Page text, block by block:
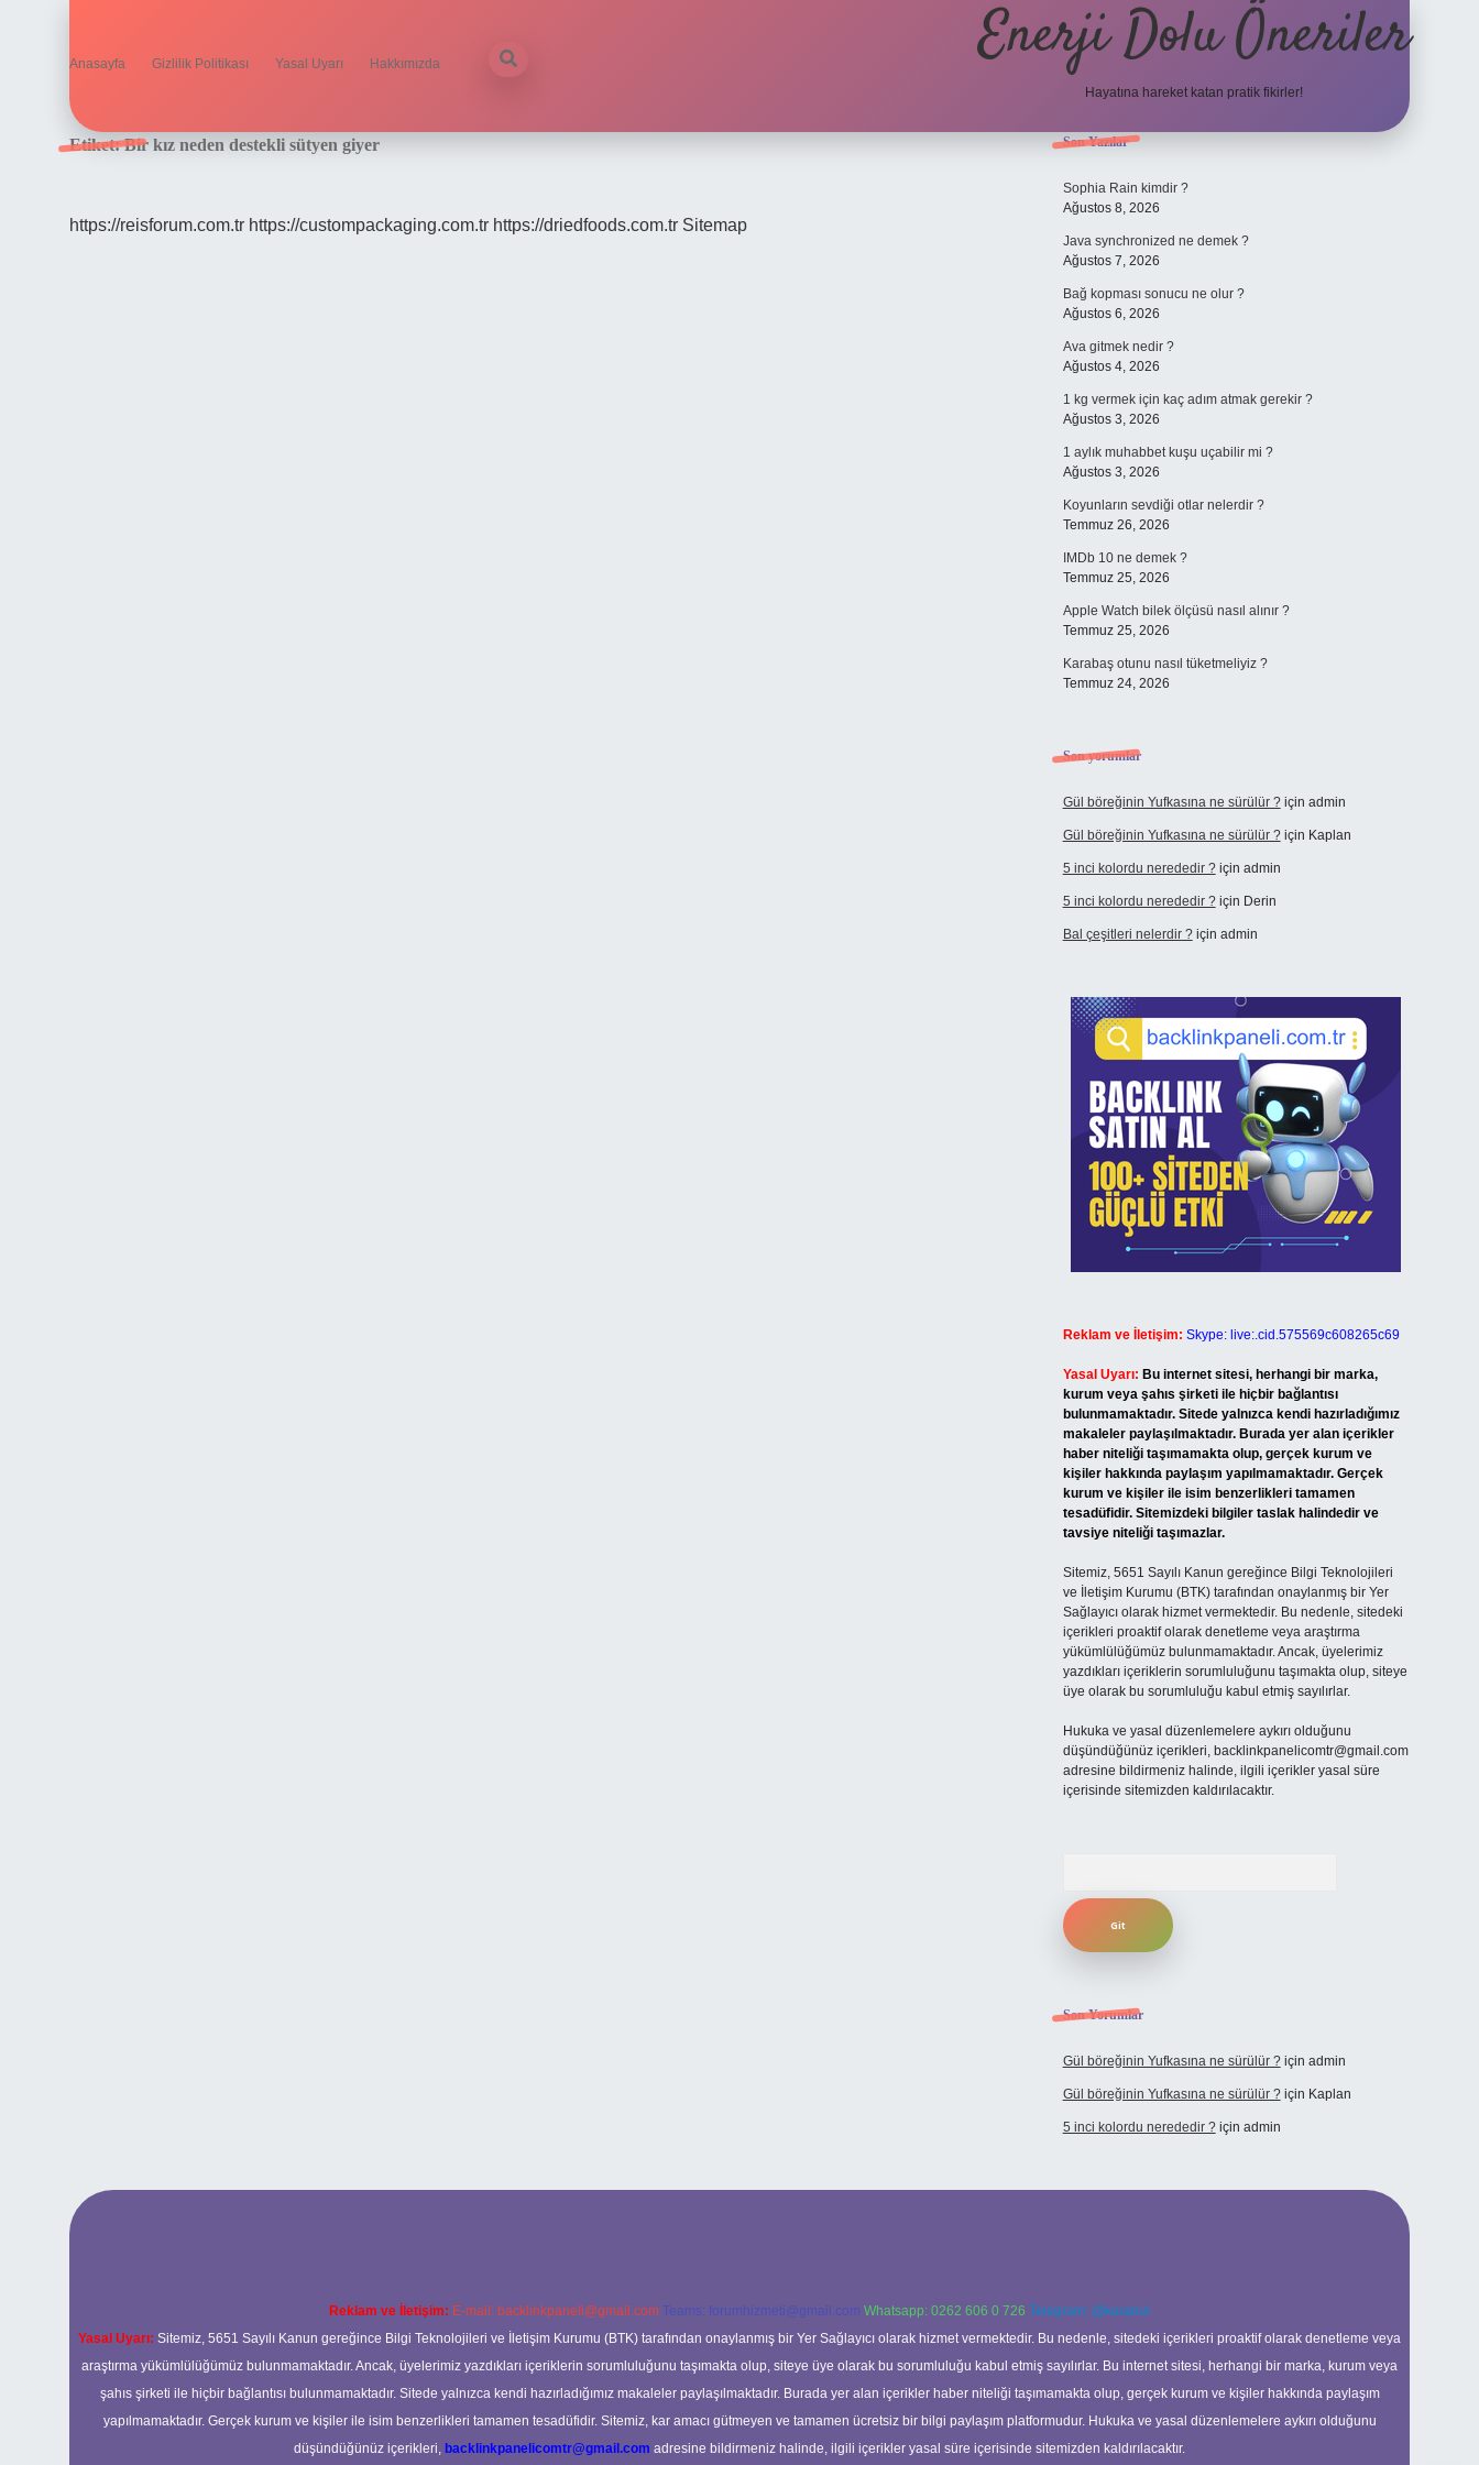
Anasayfa Gizlilik Politikası Yasal Uyarı Hakkımızda Enerji Dolu Öneriler
Hayatına hareket katan pratik fikirler!
Etiket:Bir kız neden destekli sütyen giyer
https://reisforum.com.tr https://custompackaging.com.tr https://driedfoods.com.tr Sitemap
Sidebar
Son Yazılar
Sophia Rain kimdir ?
Ağustos 8, 2026
Java synchronized ne demek ?
Ağustos 7, 2026
Bağ kopması sonucu ne olur ?
Ağustos 6, 2026
Ava gitmek nedir ?
Ağustos 4, 2026
1 kg vermek için kaç adım atmak gerekir ?
Ağustos 3, 2026
1 aylık muhabbet kuşu uçabilir mi ?
Ağustos 3, 2026
Koyunların sevdiği otlar nelerdir ?
Temmuz 26, 2026
IMDb 10 ne demek ?
Temmuz 25, 2026
Apple Watch bilek ölçüsü nasıl alınır ?
Temmuz 25, 2026
Karabaş otunu nasıl tüketmeliyiz ?
Temmuz 24, 2026
Son yorumlar
Gül böreğinin Yufkasına ne sürülür ?için admin
Gül böreğinin Yufkasına ne sürülür ?için Kaplan
5 inci kolordu nerededir ?için admin
5 inci kolordu nerededir ?için Derin
Bal çeşitleri nelerdir ?için admin
Reklam ve İletişim: Skype: live:.cid.575569c608265c69
Yasal Uyarı: Bu internet sitesi, herhangi bir marka,
kurum veya şahıs şirketi ile hiçbir bağlantısı
bulunmamaktadır. Sitede yalnızca kendi hazırladığımız
makaleler paylaşılmaktadır. Burada yer alan içerikler
haber niteliği taşımamakta olup, gerçek kurum ve
kişiler hakkında paylaşım yapılmamaktadır. Gerçek
kurum ve kişiler ile isim benzerlikleri tamamen
tesadüfidir. Sitemizdeki bilgiler taslak halindedir ve
tavsiye niteliği taşımazlar.
Sitemiz, 5651 Sayılı Kanun gereğince Bilgi Teknolojileri
ve İletişim Kurumu (BTK) tarafından onaylanmış bir Yer
Sağlayıcı olarak hizmet vermektedir. Bu nedenle, sitedeki
içerikleri proaktif olarak denetleme veya araştırma
yükümlülüğümüz bulunmamaktadır. Ancak, üyelerimiz
yazdıkları içeriklerin sorumluluğunu taşımakta olup, siteye
üye olarak bu sorumluluğu kabul etmiş sayılırlar.
Hukuka ve yasal düzenlemelere aykırı olduğunu
düşündüğünüz içerikleri, backlinkpanelicomtr@gmail.com
adresine bildirmeniz halinde, ilgili içerikler yasal süre
içerisinde sitemizden kaldırılacaktır.
Son Yorumlar
Gül böreğinin Yufkasına ne sürülür ?için admin
Gül böreğinin Yufkasına ne sürülür ?için Kaplan
5 inci kolordu nerededir ?için admin
Reklam ve İletişim: E-mail: backlinkpaneli@gmail.com Teams: forumhizmeti@gmail.com Whatsapp: 0262 606 0 726 Telegram: @karabul
Yasal Uyarı: Sitemiz, 5651 Sayılı Kanun gereğince Bilgi Teknolojileri ve İletişim Kurumu (BTK) tarafından onaylanmış bir Yer Sağlayıcı olarak hizmet vermektedir. Bu nedenle, sitedeki içerikleri proaktif olarak denetleme veya
araştırma yükümlülüğümüz bulunmamaktadır. Ancak, üyelerimiz yazdıkları içeriklerin sorumluluğunu taşımakta olup, siteye üye olarak bu sorumluluğu kabul etmiş sayılırlar. Bu internet sitesi, herhangi bir marka, kurum veya
şahıs şirketi ile hiçbir bağlantısı bulunmamaktadır. Sitede yalnızca kendi hazırladığımız makaleler paylaşılmaktadır. Burada yer alan içerikler haber niteliği taşımamakta olup, gerçek kurum ve kişiler hakkında paylaşım
yapılmamaktadır. Gerçek kurum ve kişiler ile isim benzerlikleri tamamen tesadüfidir. Sitemiz, kar amacı gütmeyen ve tamamen ücretsiz bir bilgi paylaşım platformudur. Hukuka ve yasal düzenlemelere aykırı olduğunu
düşündüğünüz içerikleri, backlinkpanelicomtr@gmail.com adresine bildirmeniz halinde, ilgili içerikler yasal süre içerisinde sitemizden kaldırılacaktır.